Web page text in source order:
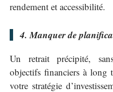
rendement et accessibilité.
4. Manquer de
Un retrait précipité,
objectifs financiers à long
votre stratégie